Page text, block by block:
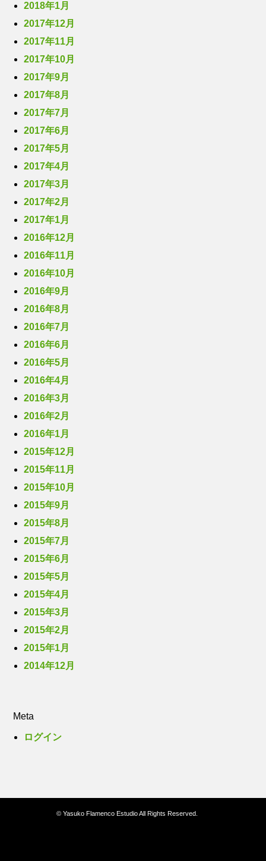
2018年1月
2017年12月
2017年11月
2017年10月
2017年9月
2017年8月
2017年7月
2017年6月
2017年5月
2017年4月
2017年3月
2017年2月
2017年1月
2016年12月
2016年11月
2016年10月
2016年9月
2016年8月
2016年7月
2016年6月
2016年5月
2016年4月
2016年3月
2016年2月
2016年1月
2015年12月
2015年11月
2015年10月
2015年9月
2015年8月
2015年7月
2015年6月
2015年5月
2015年4月
2015年3月
2015年2月
2015年1月
2014年12月
Meta
ログイン
© Yasuko Flamenco Estudio All Rights Reserved.